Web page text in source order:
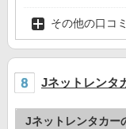
その他の口コ
Jネットレンタ
Jネットレンタカー